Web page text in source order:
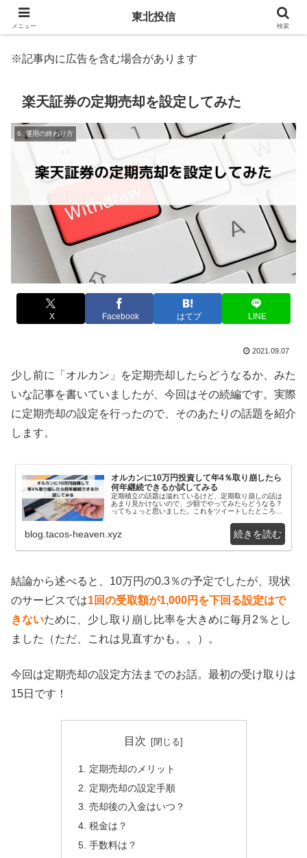
※記事内に広告を含む場合があります
楽天証券の定期売却を設定してみた
6. 運用の終わり方
X Facebook はてブ LINE
2021.09.07
少し前に「オルカン」を定期売却したらどうなるか、みた
いな記事を書いていましたが、今回はその続編です。実際
に定期売却の設定を行ったので、そのあたりの話題を紹介
します。
オルカンに10万円投資して年4％取り崩したら
何年継続できるか試してみる
定期積立の話題は溢れているけど、定期取り崩しの話は
あまり見かけないので、少額でやってみたらどうなる？
ってちょっと思いました。これをツイートしたところ、
blog.tacos-heaven.xyz
結論から述べると、10万円の0.3％の予定でしたが、現状
のサービスでは1回の受取額が1,000円を下回る設定はで
きないために、少し取り崩し比率を大きめに毎月2％とし
ました（ただ、これは見直すかも。。）。
今回は定期売却の設定方法までのお話。最初の受け取りは
15日です！
目次
定期売却のメリット
定期売却の設定手順
売却後の入金はいつ？
税金は？
手数料は？
メニュー
東北投信
検索